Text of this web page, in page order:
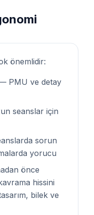
önemlidir:
PMU ve detay
seanslar için
sorun
yorucu
önce
hissini
bilek ve